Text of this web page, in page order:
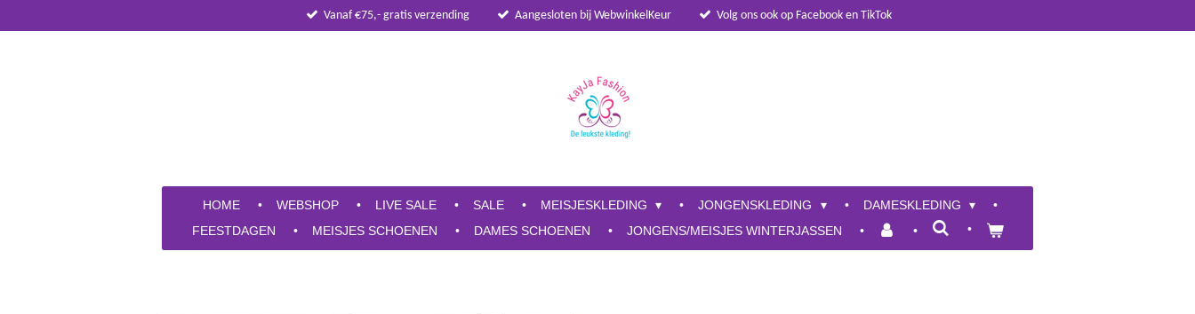
direct
Vanaf €75,- gratis verzending Aangesloten bij WebwinkelKeur Volg ons ook op Facebook en TikTok
HOME WEBSHOP LIVE SALE SALE MEISJESKLEDING JONGENSKLEDING
DAMESKLEDING
FEESTDAGEN
MEISJES SCHOENEN DAMES SCHOENEN JONGENS/MEISJES WINTERJASSEN